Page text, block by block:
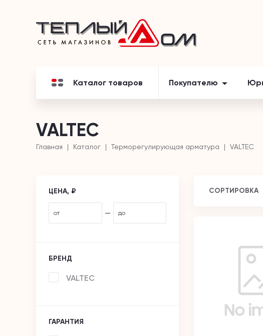
Каталог товаров Покупателю
VALTEC
Главная Каталог Терморегулирующая арматура VALTEC
ЦЕНА, ₽
от — до
БРЕНД
VALTEC
ГАРАНТИЯ
СОРТИРОВКА